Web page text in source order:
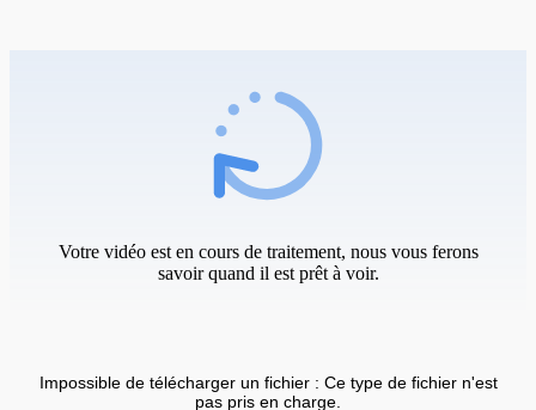
Votre vidéo est en cours de traitement, nous vous ferons
savoir quand il est prêt à voir.
Impossible de télécharger un fichier : Ce type de fichier n'est
pas pris en charge.